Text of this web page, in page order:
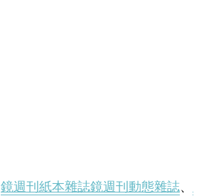
鏡週刊紙本雜誌鏡週刊動態雜誌、